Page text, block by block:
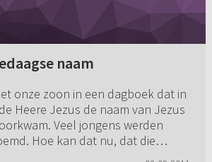
naam
onze zoon in een dagboek dat in
Heere Jezus de naam van Jezus
Veel jongens werden
Hoe kan dat nu, dat die